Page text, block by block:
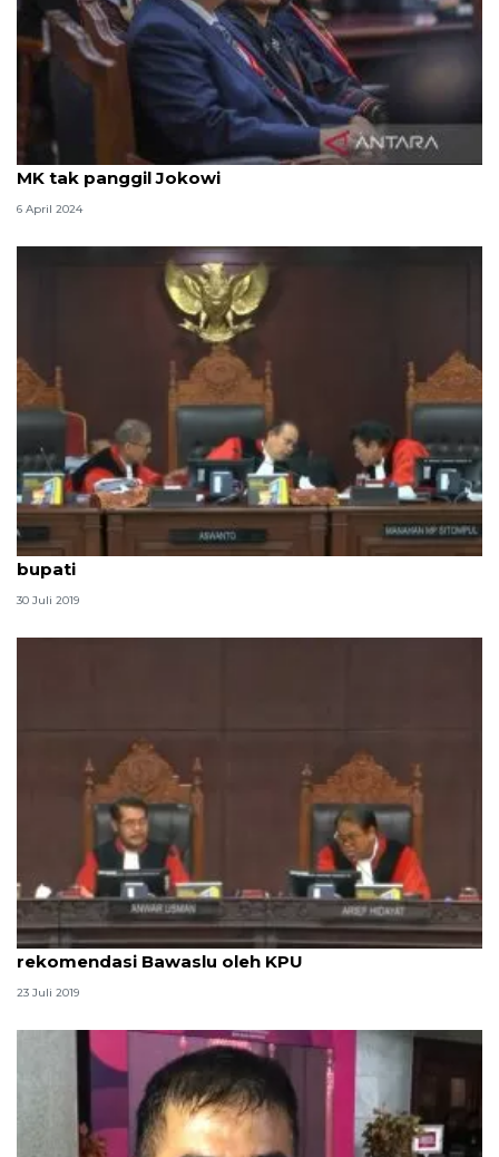
Kemarin, empat menteri hadir di MK hingga alasan
MK tak panggil Jokowi
6 April 2024
Sidang Pileg, KPU Papua benarkan ada intervensi
bupati
30 Juli 2019
Sidang Pileg, saksi jelaskan penolakan
rekomendasi Bawaslu oleh KPU
23 Juli 2019